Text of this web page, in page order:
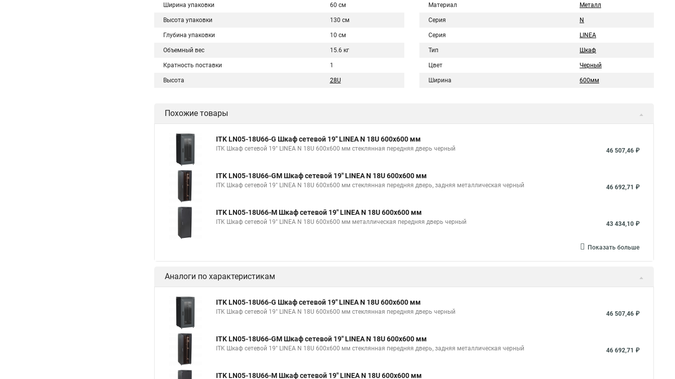
Ширина упаковки 60 см
Высота упаковки 130 см
Глубина упаковки 10 см
Объемный вес 15.6 кг
Кратность поставки 1
Высота 28U
Материал Металл
Серия N
Серия LINEA
Тип Шкаф
Цвет Черный
Ширина 600мм
Похожие товары
ITK LN05-18U66-G Шкаф сетевой 19" LINEA N 18U 600х600 мм
ITK Шкаф сетевой 19" LINEA N 18U 600х600 мм стеклянная передняя дверь черный 46 507,46 ₽
ITK LN05-18U66-GM Шкаф сетевой 19" LINEA N 18U 600х600 мм
ITK Шкаф сетевой 19" LINEA N 18U 600х600 мм стеклянная передняя дверь, задняя металлическая черный 46 692,71 ₽
ITK LN05-18U66-M Шкаф сетевой 19" LINEA N 18U 600х600 мм
ITK Шкаф сетевой 19" LINEA N 18U 600х600 мм металлическая передняя дверь черный 43 434,10 ₽
Показать больше
Аналоги по характеристикам
ITK LN05-18U66-G Шкаф сетевой 19" LINEA N 18U 600х600 мм
ITK Шкаф сетевой 19" LINEA N 18U 600х600 мм стеклянная передняя дверь черный 46 507,46 ₽
ITK LN05-18U66-GM Шкаф сетевой 19" LINEA N 18U 600х600 мм
ITK Шкаф сетевой 19" LINEA N 18U 600х600 мм стеклянная передняя дверь, задняя металлическая черный 46 692,71 ₽
ITK LN05-18U66-M Шкаф сетевой 19" LINEA N 18U 600х600 мм